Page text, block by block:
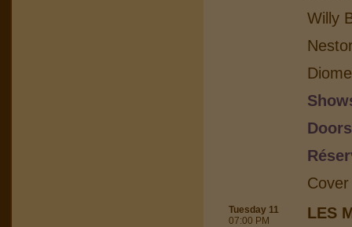
Willy
Tuesday 11
07:00 PM
LES